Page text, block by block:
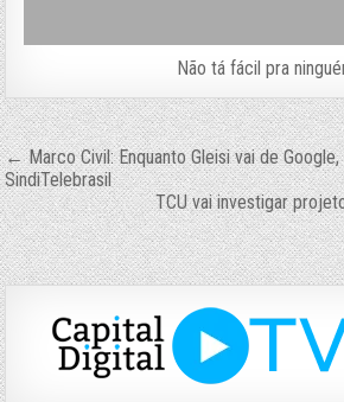
Não tá fácil pra
Navegação
de
Post
← Marco Civil: Enquanto Gleisi vai de
SindiTelebrasil
TCU vai investigar